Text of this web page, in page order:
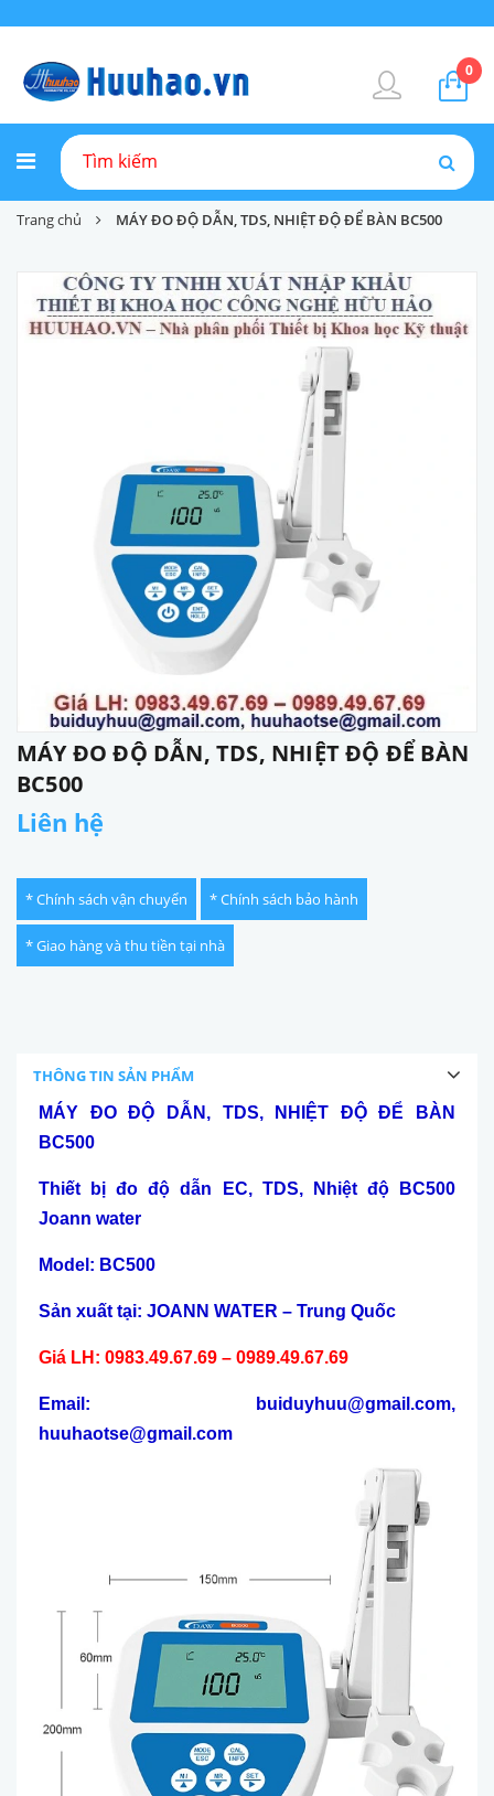
0
Trang chủ MÁY ĐO ĐỘ DẪN, TDS, NHIỆT ĐỘ ĐỂ BÀN BC500
MÁY ĐO ĐỘ DẪN, TDS, NHIỆT ĐỘ ĐỂ BÀN
BC500
Liên hệ
* Chính sách vận chuyển * Chính sách bảo hành
* Giao hàng và thu tiền tại nhà
THÔNG TIN SẢN PHẨM
MÁY ĐO ĐỘ DẪN, TDS, NHIỆT ĐỘ ĐỂ BÀN
BC500
Thiết bị đo độ dẫn EC,TDS,Nhiệt độ
BC500
Joann water
Model: BC500
Sản xuất tại: JOANN WATER – Trung Quốc
Giá LH: 0983.49.67.69 – 0989.49.67.69
Email: buiduyhuu@gmail.com,
huuhaotse@gmail.com